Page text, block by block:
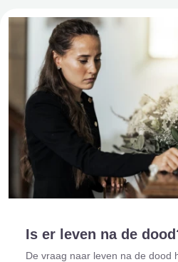
Is er leven na de
De vraag naar leven na de dood